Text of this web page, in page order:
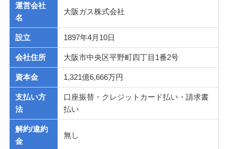
運営会社
名
大阪ガス株式会社
設立 1897年4月10日
会社住所 大阪市中央区平野町四丁目1番2号
資本金 1,321億6,666万円
支払い方
法
口座振替・クレジットカード払い・請求書
払い
解約/違約
金
無し